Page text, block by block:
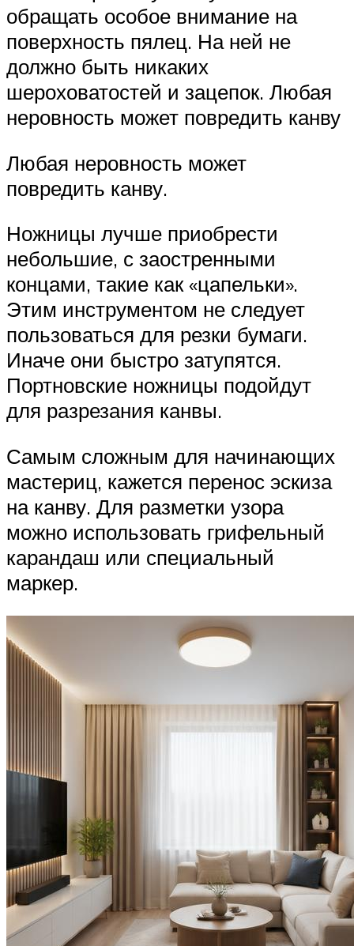
обращать особое внимание на
поверхность пялец. На ней не
должно быть никаких
шероховатостей и зацепок. Любая
неровность может повредить канву
Любая неровность может
повредить канву.
Ножницы лучше приобрести
небольшие, с заостренными
концами, такие как «цапельки».
Этим инструментом не следует
пользоваться для резки бумаги.
Иначе они быстро затупятся.
Портновские ножницы подойдут
для разрезания канвы.
Самым сложным для начинающих
мастериц, кажется перенос эскиза
на канву. Для разметки узора
можно использовать грифельный
карандаш или специальный
маркер.